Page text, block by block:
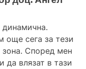
динамична.
още сега за тези
зона. Според мен
да влязат в тази